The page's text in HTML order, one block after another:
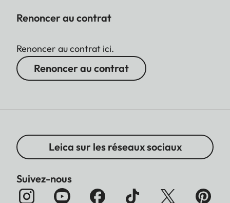
Renoncer au contrat
Renoncer au contrat ici.
Renoncer au contrat
Leica sur les réseaux sociaux
Suivez-nous